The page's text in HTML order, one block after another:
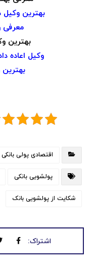
بهترین وکیل
معرفی
بهترین
وکیل اعاده
اقتصادی پولی بانکی
پولشویی بانکی
شکایت از پولشویی بانک